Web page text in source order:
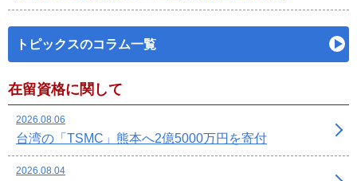
トピックスのコラム一覧
在留資格に関して
2026.08.06
台湾の「TSMC」熊本へ2億5000万円を寄付
2026.08.04